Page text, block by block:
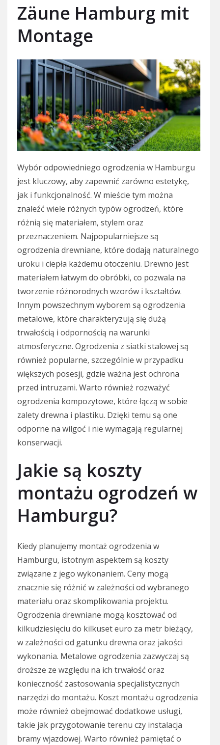
Zäune Hamburg mit
Montage
Wybór odpowiedniego ogrodzenia w Hamburgu
jest kluczowy, aby zapewnić zarówno estetykę,
jak i funkcjonalność. W mieście tym można
znaleźć wiele różnych typów ogrodzeń, które
różnią się materiałem, stylem oraz
przeznaczeniem. Najpopularniejsze są
ogrodzenia drewniane, które dodają naturalnego
uroku i ciepła każdemu otoczeniu. Drewno jest
materiałem łatwym do obróbki, co pozwala na
tworzenie różnorodnych wzorów i kształtów.
Innym powszechnym wyborem są ogrodzenia
metalowe, które charakteryzują się dużą
trwałością i odpornością na warunki
atmosferyczne. Ogrodzenia z siatki stalowej są
również popularne, szczególnie w przypadku
większych posesji, gdzie ważna jest ochrona
przed intruzami. Warto również rozważyć
ogrodzenia kompozytowe, które łączą w sobie
zalety drewna i plastiku. Dzięki temu są one
odporne na wilgoć i nie wymagają regularnej
konserwacji.
Jakie są koszty
montażu ogrodzeń w
Hamburgu?
Kiedy planujemy montaż ogrodzenia w
Hamburgu, istotnym aspektem są koszty
związane z jego wykonaniem. Ceny mogą
znacznie się różnić w zależności od wybranego
materiału oraz skomplikowania projektu.
Ogrodzenia drewniane mogą kosztować od
kilkudziesięciu do kilkuset euro za metr bieżący,
w zależności od gatunku drewna oraz jakości
wykonania. Metalowe ogrodzenia zazwyczaj są
droższe ze względu na ich trwałość oraz
konieczność zastosowania specjalistycznych
narzędzi do montażu. Koszt montażu ogrodzenia
może również obejmować dodatkowe usługi,
takie jak przygotowanie terenu czy instalacja
bramy wjazdowej. Warto również pamiętać o